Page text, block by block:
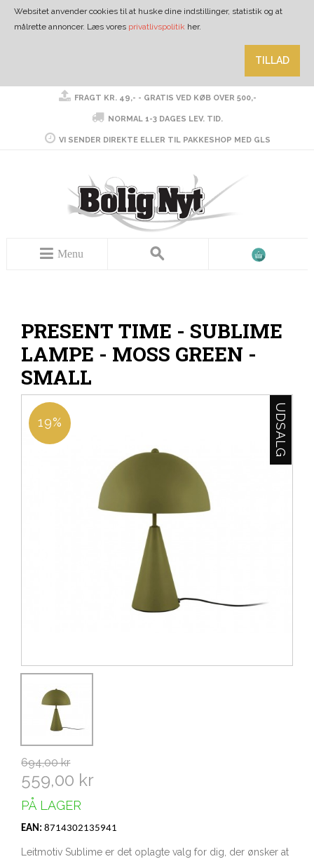
Websitet anvender cookies til at huske dine indstillinger, statistik og at
målrette annoncer. Læs vores privatlivspolitik her.
TILLAD
FRAGT KR. 49,- - GRATIS VED KØB OVER 500,-
NORMAL 1-3 DAGES LEV. TID.
VI SENDER DIREKTE ELLER TIL PAKKESHOP MED GLS
Menu
PRESENT TIME - SUBLIME
LAMPE - MOSS GREEN -
SMALL
UDSALG
19%
694,00 kr
559,00 kr
PÅ LAGER
EAN:8714302135941
Leitmotiv Sublime er det oplagte valg for dig, der ønsker at